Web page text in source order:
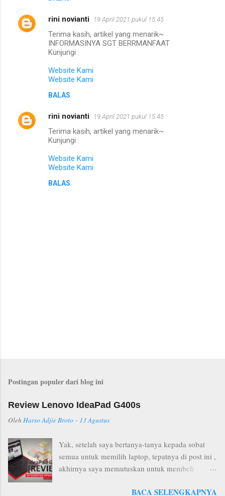
e
n
rini novianti 19 April 2021 pukul 15.45
Terima kasih, artikel yang menarik~
INFORMASINYA SGT BERRMANFAAT
Kunjungi :
Website Kami
Website Kami
BALAS
rini novianti 19 April 2021 pukul 15.45
Terima kasih, artikel yang menarik~
Kunjungi :
Website Kami
Website Kami
BALAS
t
g
K
m
e
n
t
a
r
Postingan populer dari blog ini
Review Lenovo IdeaPad G400s
Oleh Harso Adjie Broto - 13 Agustus
Yak, setelah saya bertanya-tanya kepada sobat
semua untuk memilih laptop, tepatnya di post ini ,
akhirnya saya memutuskan untuk membeli
atau bukan... ). sebelum kita mereview laptop
BACA SELENGKAPNYA